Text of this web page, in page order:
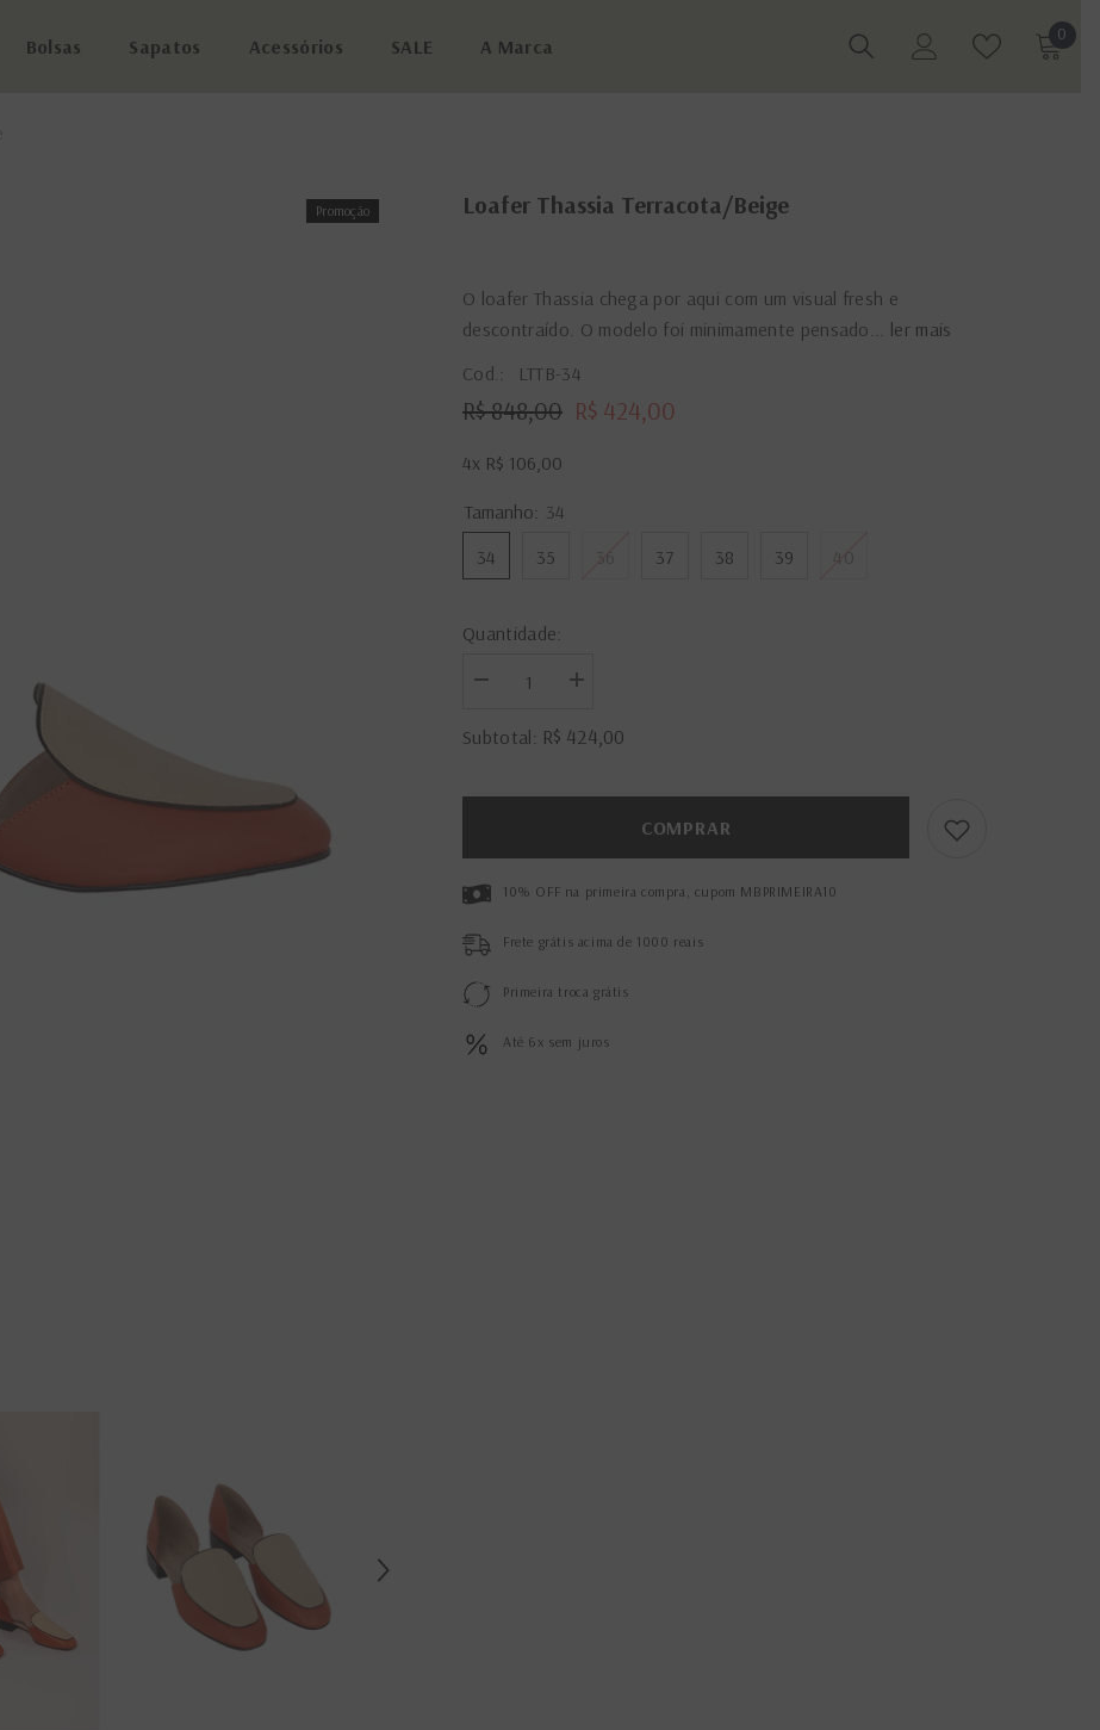
Bolsas
Sapatos Acessórios SALE A Marca
0 0
Promoção Loafer Thassia Terracota/Beige
O loafer Thassia chega por aqui com um visual fresh e
descontraído. O modelo foi minimamente pensado... ler mais
Cod.:
LTTB-34
R$ 848,00 R$ 424,00
4x R$ 106,00
Tamanho: 34
34
35 37 38 39
Quantidade:
Diminuir
de
Terracota/Beige
Aumentar
de
Terracota/Beige
Subtotal: R$ 424,00
COMPRAR
10% OFF na primeira compra, cupom MBPRIMEIRA10
Frete grátis acima de 1000 reais
Primeira troca grátis
Até 6x sem juros